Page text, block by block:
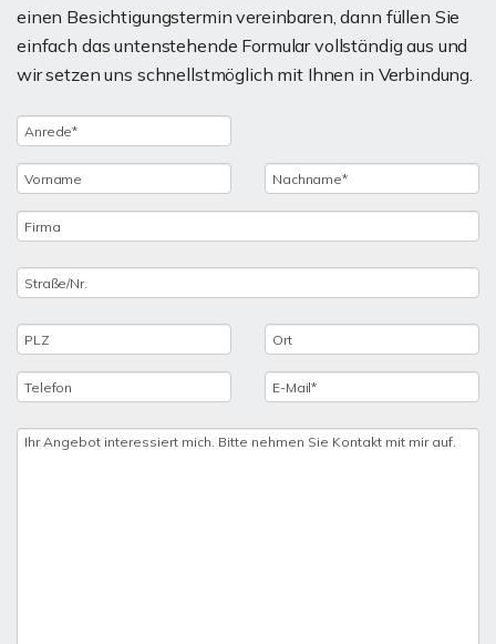
einen Besichtigungstermin vereinbaren, dann füllen Sie
einfach das untenstehende Formular vollständig aus und
wir setzen uns schnellstmöglich mit Ihnen in Verbindung.